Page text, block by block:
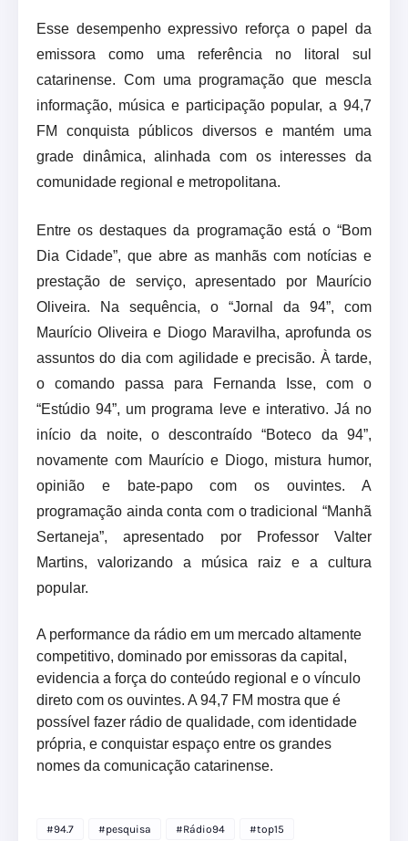
Esse desempenho expressivo reforça o papel da
emissora como uma referência no litoral sul
catarinense. Com uma programação que mescla
informação, música e participação popular, a 94,7
FM conquista públicos diversos e mantém uma
grade dinâmica, alinhada com os interesses da
comunidade regional e metropolitana.
Entre os destaques da programação está o “Bom
Dia Cidade”, que abre as manhãs com notícias e
prestação de serviço, apresentado por Maurício
Oliveira. Na sequência, o “Jornal da 94”, com
Maurício Oliveira e Diogo Maravilha, aprofunda os
assuntos do dia com agilidade e precisão. À tarde,
o comando passa para Fernanda Isse, com o
“Estúdio 94”, um programa leve e interativo. Já no
início da noite, o descontraído “Boteco da 94”,
novamente com Maurício e Diogo, mistura humor,
opinião e bate-papo com os ouvintes. A
programação ainda conta com o tradicional “Manhã
Sertaneja”, apresentado por Professor Valter
Martins, valorizando a música raiz e a cultura
popular.
A performance da rádio em um mercado altamente
competitivo, dominado por emissoras da capital,
evidencia a força do conteúdo regional e o vínculo
direto com os ouvintes. A 94,7 FM mostra que é
possível fazer rádio de qualidade, com identidade
própria, e conquistar espaço entre os grandes
nomes da comunicação catarinense.
#94.7 #pesquisa #Rádio94 #top15